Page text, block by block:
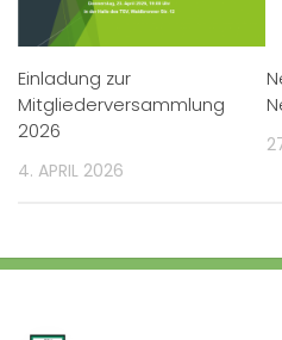
Einladung zur
Mitgliederversammlung
2026
4. APRIL 2026